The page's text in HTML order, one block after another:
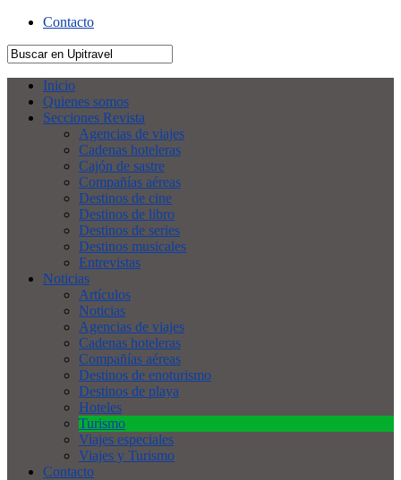
Contacto
Inicio
Quienes somos
Secciones Revista
Agencias de viajes
Cadenas hoteleras
Cajón de sastre
Compañías aéreas
Destinos de cine
Destinos de libro
Destinos de series
Destinos musicales
Entrevistas
Noticias
Artículos
Noticias
Agencias de viajes
Cadenas hoteleras
Compañías aéreas
Destinos de enoturismo
Destinos de playa
Hoteles
Turismo
Viajes especiales
Viajes y Turismo
Contacto